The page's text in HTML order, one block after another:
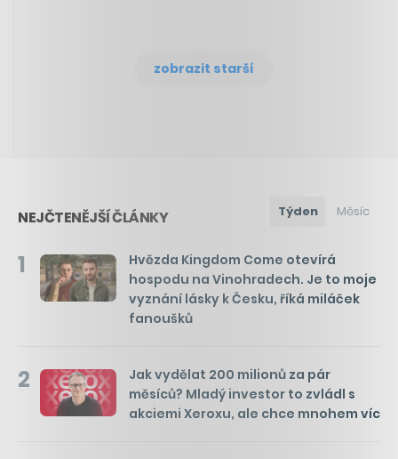
zobrazit starší
NEJČTENĚJŠÍ ČLÁNKY Týden Měsíc
1
Hvězda Kingdom Come otevírá
hospodu na Vinohradech. Je to moje
vyznání lásky k Česku, říká miláček
fanoušků
2
Jak vydělat 200 milionů za pár
měsíců? Mladý investor to zvládl s
akciemi Xeroxu, ale chce mnohem víc